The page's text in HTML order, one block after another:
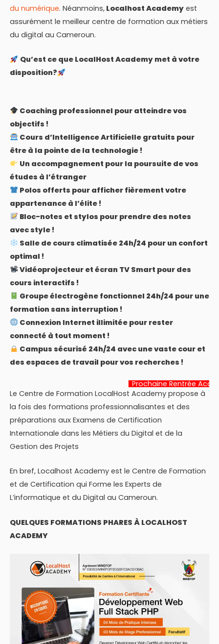
du numérique. Néanmoins, Localhost Academy est
assurément le meilleur centre de formation aux métiers
du digital au Cameroun.
Qu’est ce que LocalHost Academy met à votre
disposition?
Coaching professionnel pour atteindre vos
objectifs !
Cours d’Intelligence Artificielle gratuits pour
être à la pointe de la technologie !
Un accompagnement pour la poursuite de vos
études à l’étranger
Polos offerts pour afficher fièrement votre
appartenance à l’élite !
Bloc-notes et stylos pour prendre des notes
avec style !
Salle de cours climatisée 24h/24 pour un confort
optimal !
Vidéoprojecteur et écran TV Smart pour des
cours interactifs !
Groupe électrogène fonctionnel 24h/24 pour une
formation sans interruption !
Connexion Internet illimitée pour rester
connecté à tout moment !
Campus sécurisé 24h/24 avec une vaste cour et
des espaces de travail pour vos recherches !
Prochaine Rentrée Académique:
22
Le Centre de Formation LocalHost Academy propose à
la fois des formations professionnalisantes et des
préparations aux Examens de Certification
Internationale dans les Métiers du Digital et de la
Gestion des Projets
En bref, Localhost Academy est le Centre de Formation
et de Certification qui Forme les Experts de
L’informatique et du Digital au Cameroun.
QUELQUES FORMATIONS PHARES À LOCALHOST
ACADEMY